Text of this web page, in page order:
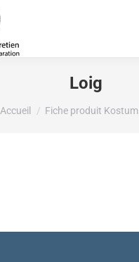
Loig
Vous êtes ici :
Accueil Fiche produit Kostum